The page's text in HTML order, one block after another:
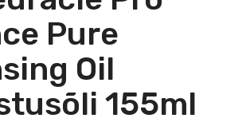
Pure
Oil
155ml